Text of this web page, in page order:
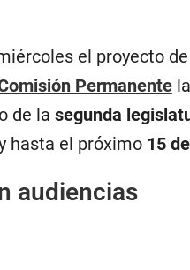
el proyecto de
Permanentela
de la segunda
hasta el próximo 15
audiencias